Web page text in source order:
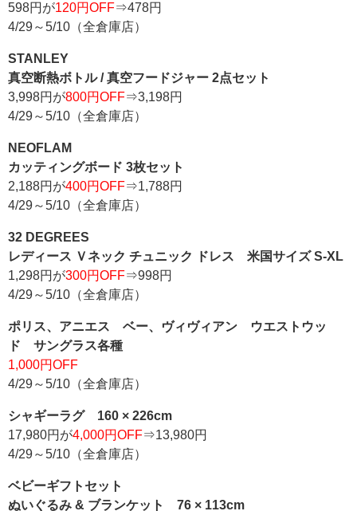
598円が120円OFF⇒478円
4/29～5/10（全倉庫店）
STANLEY
真空断熱ボトル / 真空フードジャー 2点セット
3,998円が800円OFF⇒3,198円
4/29～5/10（全倉庫店）
NEOFLAM
カッティングボード 3枚セット
2,188円が400円OFF⇒1,788円
4/29～5/10（全倉庫店）
32 DEGREES
レディース Ｖネック チュニック ドレス 米国サイズ S-XL
1,298円が300円OFF⇒998円
4/29～5/10（全倉庫店）
ポリス、アニエス ベー、ヴィヴィアン ウエストウッ
ド サングラス各種
1,000円OFF
4/29～5/10（全倉庫店）
シャギーラグ 160 × 226cm
17,980円が4,000円OFF⇒13,980円
4/29～5/10（全倉庫店）
ベビーギフトセット
ぬいぐるみ & ブランケット 76 × 113cm